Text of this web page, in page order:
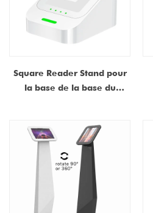
Square Reader Stand pour
la base de la base du
USB-C détachable